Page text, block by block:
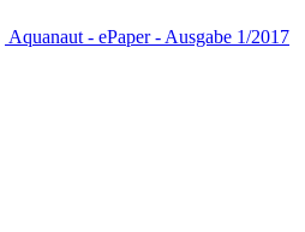
Aquanaut - ePaper - Ausgabe 1/2017